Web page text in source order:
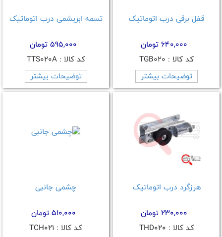
قفل برقی درب اتوماتیک
کد کالا : TGB020
توضیحات بیشتر
تسمه ابریشمی درب اتوماتیک
کد کالا : TTS020A
توضیحات بیشتر
هرزگرد درب اتوماتیک
کد کالا : THD020
چشمی جانبی
کد کالا : TCH021